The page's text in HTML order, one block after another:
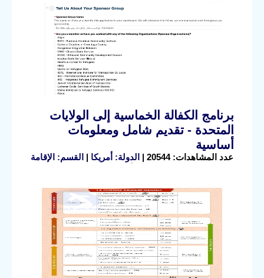
برنامج الكفالة الخماسية إلى الولايات
المتحدة - تقديم شامل ومعلومات
أساسية
عدد المشاهدات: 20544 | الدولة: أمريكا | القسم: الإقامة